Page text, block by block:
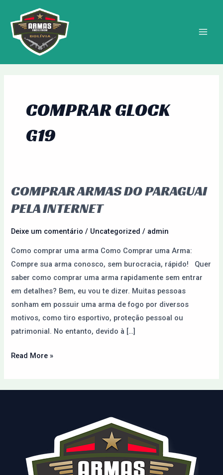
para
conteúdo
COMPRAR GLOCK
G19
COMPRAR ARMAS DO PARAGUAI
PELA INTERNET
Deixe um comentário / Uncategorized / admin
Como comprar uma arma Como Comprar uma Arma:
Compre sua arma conosco, sem burocracia, rápido! Quer
saber como comprar uma arma rapidamente sem entrar
em detalhes? Bem, eu vou te dizer. Muitas pessoas
sonham em possuir uma arma de fogo por diversos
motivos, como tiro esportivo, proteção pessoal ou
patrimonial. No entanto, devido à […]
Comprar
do
Paraguai
Internet
Read More »